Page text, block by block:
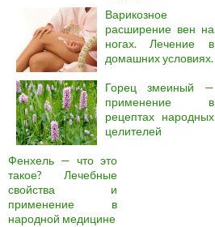
Варикозное
расширение вен на
ногах. Лечение в
домашних условиях.
Горец змеиный —
применение в
рецептах народных
целителей
Фенхель — что это
такое? Лечебные
свойства и
применение в
народной медицине